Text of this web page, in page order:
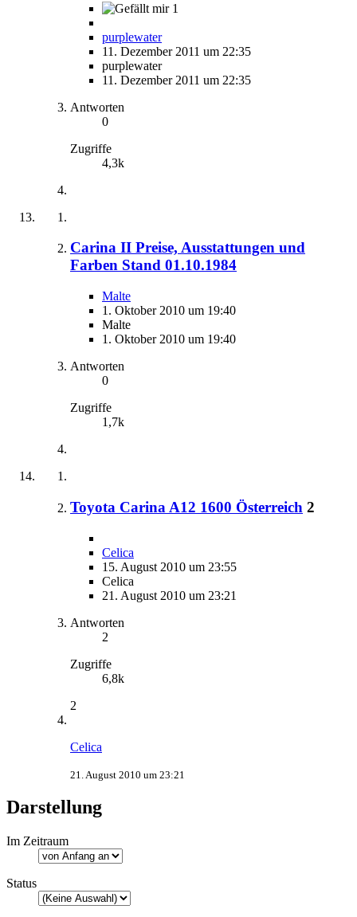
1
purplewater
11. Dezember 2011 um 22:35
purplewater
11. Dezember 2011 um 22:35
Antworten
0
Zugriffe
4,3k
Carina II Preise, Ausstattungen und
Farben Stand 01.10.1984
Malte
1. Oktober 2010 um 19:40
Malte
1. Oktober 2010 um 19:40
Antworten
0
Zugriffe
1,7k
Toyota Carina A12 1600 Österreich 2
Celica
15. August 2010 um 23:55
Celica
21. August 2010 um 23:21
Antworten
2
Zugriffe
6,8k
2
Celica
21. August 2010 um 23:21
Darstellung
Im Zeitraum
Status